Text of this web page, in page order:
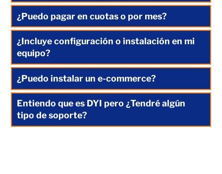
¿Puedo pagar en cuotas o por mes?
¿Incluye configuración o instalación en mi
equipo?
¿Puedo instalar un e-commerce?
Entiendo que es DYI pero ¿Tendré algún
tipo de soporte?